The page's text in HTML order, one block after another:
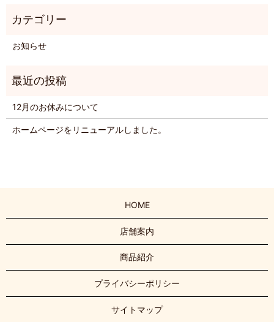
お知らせ
12月のお休みについて
ホームページをリニューアルしました。
HOME
店舗案内
商品紹介
プライバシーポリシー
サイトマップ